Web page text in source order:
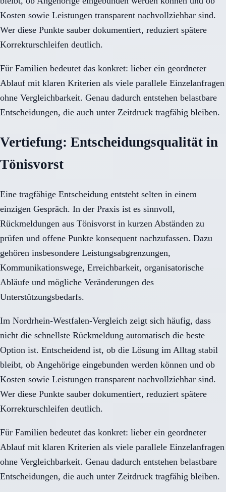
Kosten sowie Leistungen transparent nachvollziehbar sind.
Wer diese Punkte sauber dokumentiert, reduziert spätere
Korrekturschleifen deutlich.
Für Familien bedeutet das konkret: lieber ein geordneter
Ablauf mit klaren Kriterien als viele parallele Einzelanfragen
ohne Vergleichbarkeit. Genau dadurch entstehen belastbare
Entscheidungen, die auch unter Zeitdruck tragfähig bleiben.
Vertiefung: Entscheidungsqualität in
Tönisvorst
Eine tragfähige Entscheidung entsteht selten in einem
einzigen Gespräch. In der Praxis ist es sinnvoll,
Rückmeldungen aus Tönisvorst in kurzen Abständen zu
prüfen und offene Punkte konsequent nachzufassen. Dazu
gehören insbesondere Leistungsabgrenzungen,
Kommunikationswege, Erreichbarkeit, organisatorische
Abläufe und mögliche Veränderungen des
Unterstützungsbedarfs.
Im Nordrhein-Westfalen-Vergleich zeigt sich häufig, dass
nicht die schnellste Rückmeldung automatisch die beste
Option ist. Entscheidend ist, ob die Lösung im Alltag stabil
bleibt, ob Angehörige eingebunden werden können und ob
Kosten sowie Leistungen transparent nachvollziehbar sind.
Wer diese Punkte sauber dokumentiert, reduziert spätere
Korrekturschleifen deutlich.
Für Familien bedeutet das konkret: lieber ein geordneter
Ablauf mit klaren Kriterien als viele parallele Einzelanfragen
ohne Vergleichbarkeit. Genau dadurch entstehen belastbare
Entscheidungen, die auch unter Zeitdruck tragfähig bleiben.